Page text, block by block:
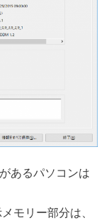
あるパソコンは
モリー部分は、